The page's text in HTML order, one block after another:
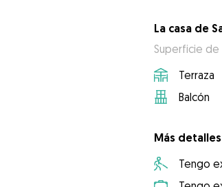
La casa de
Superficie de
Terraza
Balcón
Más detalles
Tengo